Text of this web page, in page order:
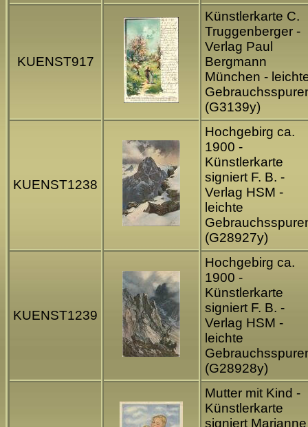
KUENST917
Künstlerkarte C.
Truggenberger -
Verlag Paul
Bergmann
München -
(G3139y)
KUENST1238
Hochgebirg ca.
1900 -
Künstlerkarte
signiert F. B. -
Verlag HSM -
leichte
(G28927y)
KUENST1239
Hochgebirg ca.
1900 -
Künstlerkarte
signiert F. B. -
Verlag HSM -
leichte
(G28928y)
Mutter mit Kind -
Künstlerkarte
signiert Marianne